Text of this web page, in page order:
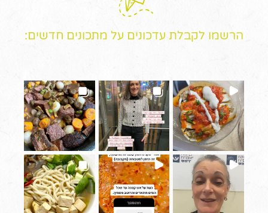
הרשמו לקבלת עדכונים על מתכונים חדשים: